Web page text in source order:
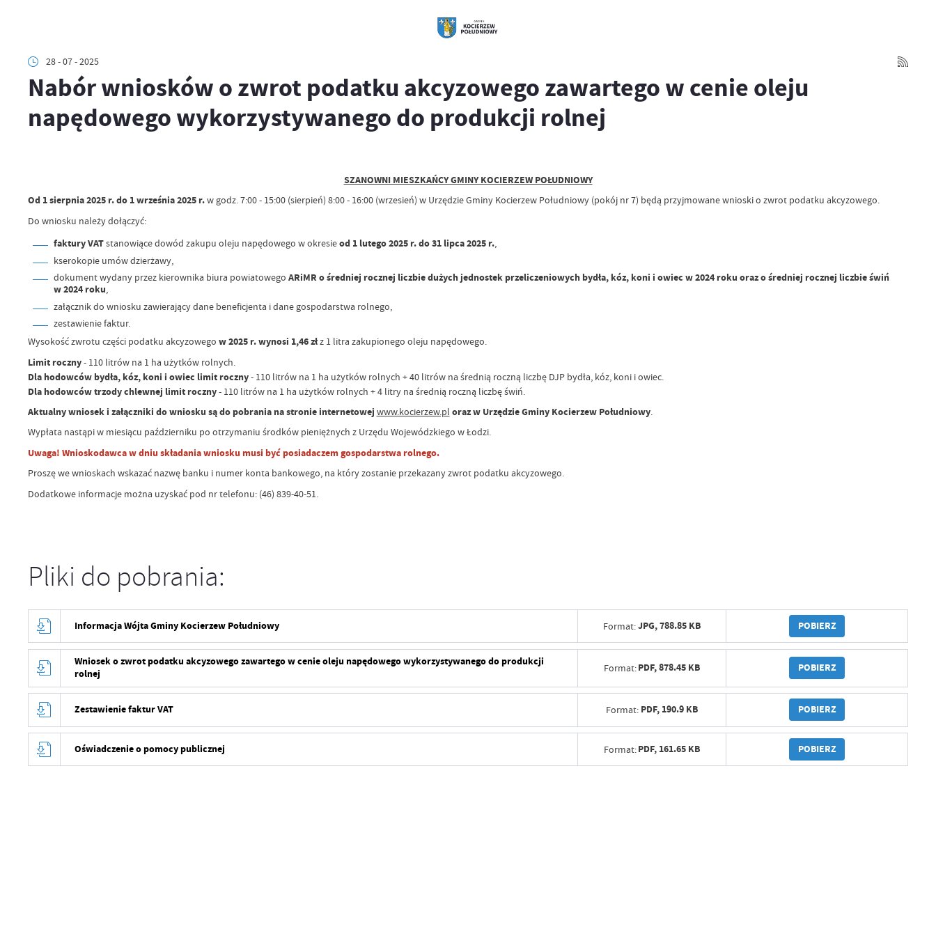
28 - 07 - 2025
Nabór wniosków o zwrot podatku akcyzowego zawartego w cenie oleju
napędowego wykorzystywanego do produkcji rolnej
SZANOWNI MIESZKAŃCY GMINY KOCIERZEW POŁUDNIOWY
Od 1 sierpnia 2025 r. do 1 września 2025 r.w godz. 7:00 - 15:00 (sierpień) 8:00 - 16:00 (wrzesień) w Urzędzie Gminy Kocierzew Południowy (pokój nr 7) będą przyjmowane wnioski o zwrot podatku akcyzowego.
Do wniosku należy dołączyć:
faktury VATstanowiące dowód zakupu oleju napędowego w okresieod 1 lutego 2025 r. do 31 lipca 2025 r.,
kserokopie umów dzierżawy,
dokument wydany przez kierownika biura powiatowego ARiMR o średniej rocznej liczbie dużych jednostek przeliczeniowych bydła, kóz, koni i owiec w 2024 roku oraz o średniej rocznej liczbie świń
w 2024 roku,
załącznik do wniosku zawierający dane beneficjenta i dane gospodarstwa rolnego,
zestawienie faktur.
Wysokość zwrotu części podatku akcyzowego w 2025 r. wynosi 1,46 złz 1 litra zakupionego oleju napędowego.
Limit roczny- 110 litrów na 1 ha użytków rolnych.
Dla hodowców bydła, kóz, koni i owiec limit roczny- 110 litrów na 1 ha użytków rolnych + 40 litrów na średnią roczną liczbę DJP bydła, kóz, koni i owiec.
Dla hodowców trzody chlewnej limit roczny- 110 litrów na 1 ha użytków rolnych + 4 litry na średnią roczną liczbę świń.
Aktualny wniosek i załączniki do wniosku są do pobrania na stronie internetowej www.kocierzew.pl oraz w Urzędzie Gminy Kocierzew Południowy.
Wypłata nastąpi w miesiącu październiku po otrzymaniu środków pieniężnych z Urzędu Wojewódzkiego w Łodzi.
Uwaga! Wnioskodawca w dniu składania wniosku musi być posiadaczem gospodarstwa rolnego.
Proszę we wnioskach wskazać nazwę banku i numer konta bankowego, na który zostanie przekazany zwrot podatku akcyzowego.
Dodatkowe informacje można uzyskać pod nr telefonu: (46) 839-40-51.
Pliki do pobrania:
Informacja Wójta Gminy Kocierzew Południowy Format:JPG,788.85 KB POBIERZ
Wniosek o zwrot podatku akcyzowego zawartego w cenie oleju napędowego wykorzystywanego do produkcji
rolnej
Format:PDF,878.45 KB POBIERZ
Zestawienie faktur VAT Format: PDF, 190.9 KB POBIERZ
Oświadczenie o pomocy publicznej Format:PDF, 161.65 KB POBIERZ